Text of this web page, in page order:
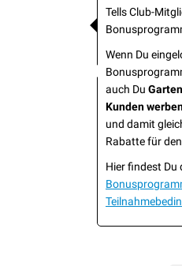
Tells Club-
Wenn Du
auch Du
Kunden
und damit
Rabatte für
Hier findest Du